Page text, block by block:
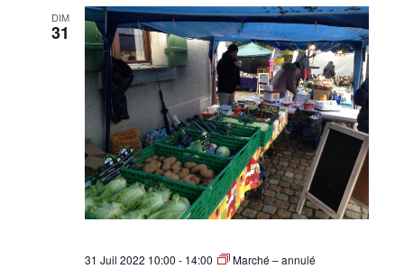
DIM
31
31 Juil 2022 10:00 - 14:00 Marché – annulé